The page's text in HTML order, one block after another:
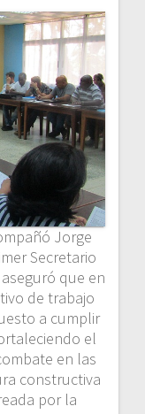
Jorge
Secretario
que en
de trabajo
a cumplir
el
en las
constructiva
por la